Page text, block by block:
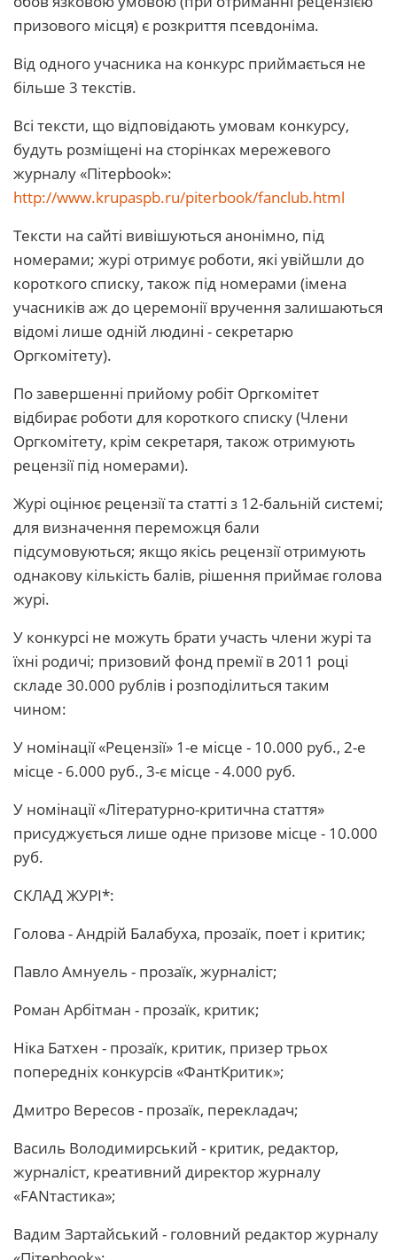
призового місця) є розкриття псевдоніма.
Від одного учасника на конкурс приймається не
більше 3 текстів.
Всі тексти, що відповідають умовам конкурсу,
будуть розміщені на сторінках мережевого
журналу «Пітерbook»:
http://www.krupaspb.ru/piterbook/fanclub.html
Тексти на сайті вивішуються анонімно, під
номерами; журі отримує роботи, які увійшли до
короткого списку, також під номерами (імена
учасників аж до церемонії вручення залишаються
відомі лише одній людині - секретарю
Оргкомітету).
По завершенні прийому робіт Оргкомітет
відбирає роботи для короткого списку (Члени
Оргкомітету, крім секретаря, також отримують
рецензії під номерами).
Журі оцінює рецензії та статті з 12-бальній системі;
для визначення переможця бали
підсумовуються; якщо якісь рецензії отримують
однакову кількість балів, рішення приймає голова
журі.
У конкурсі не можуть брати участь члени журі та
їхні родичі; призовий фонд премії в 2011 році
складе 30.000 рублів і розподілиться таким
чином:
У номінації «Рецензії» 1-е місце - 10.000 руб., 2-е
місце - 6.000 руб., 3-є місце - 4.000 руб.
У номінації «Літературно-критична стаття»
присуджується лише одне призове місце - 10.000
руб.
СКЛАД ЖУРІ*:
Голова - Андрій Балабуха, прозаїк, поет і критик;
Павло Амнуель - прозаїк, журналіст;
Роман Арбітман - прозаїк, критик;
Ніка Батхен - прозаїк, критик, призер трьох
попередніх конкурсів «ФантКритик»;
Дмитро Вересов - прозаїк, перекладач;
Василь Володимирський - критик, редактор,
журналіст, креативний директор журналу
«FANтастика»;
Вадим Зартайський - головний редактор журналу